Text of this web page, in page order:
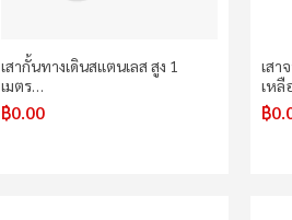
เสากั้นทางเดินสแตนเลส สูง 1
เมตร…
฿0.00
เสา
เหลื
฿